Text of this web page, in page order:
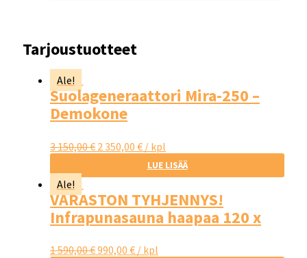
Tarjoustuotteet
Ale!
Suolageneraattori Mira-250 –
Demokone
3 150,00€ 2 350,00 € / kpl
LUE LISÄÄ
Ale!
VARASTON TYHJENNYS!
Infrapunasauna haapaa 120 x
1 590,00€990,00 € / kpl